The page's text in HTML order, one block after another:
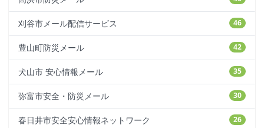
46
刈谷市メール配信サービス
42
豊山町防災メール
35
犬山市 安心情報メール
30
弥富市安全・防災メール
26
春日井市安全安心情報ネットワーク